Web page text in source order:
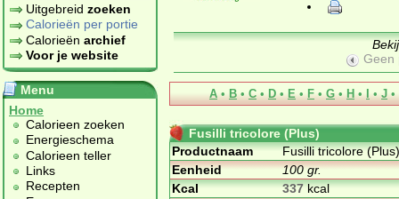
Uitgebreid zoeken
Calorieën per portie
Calorieën archief
Voor je website
Menu
Home
Calorieen zoeken
Energieschema
Calorieen teller
Links
Recepten
Geen
A • B • C • D • E • F • G • H • I • J •
Fusilli tricolore (Plus)
Productnaam
Fusilli tricolore (Plus)
Eenheid
100 gr.
Kcal
337kcal